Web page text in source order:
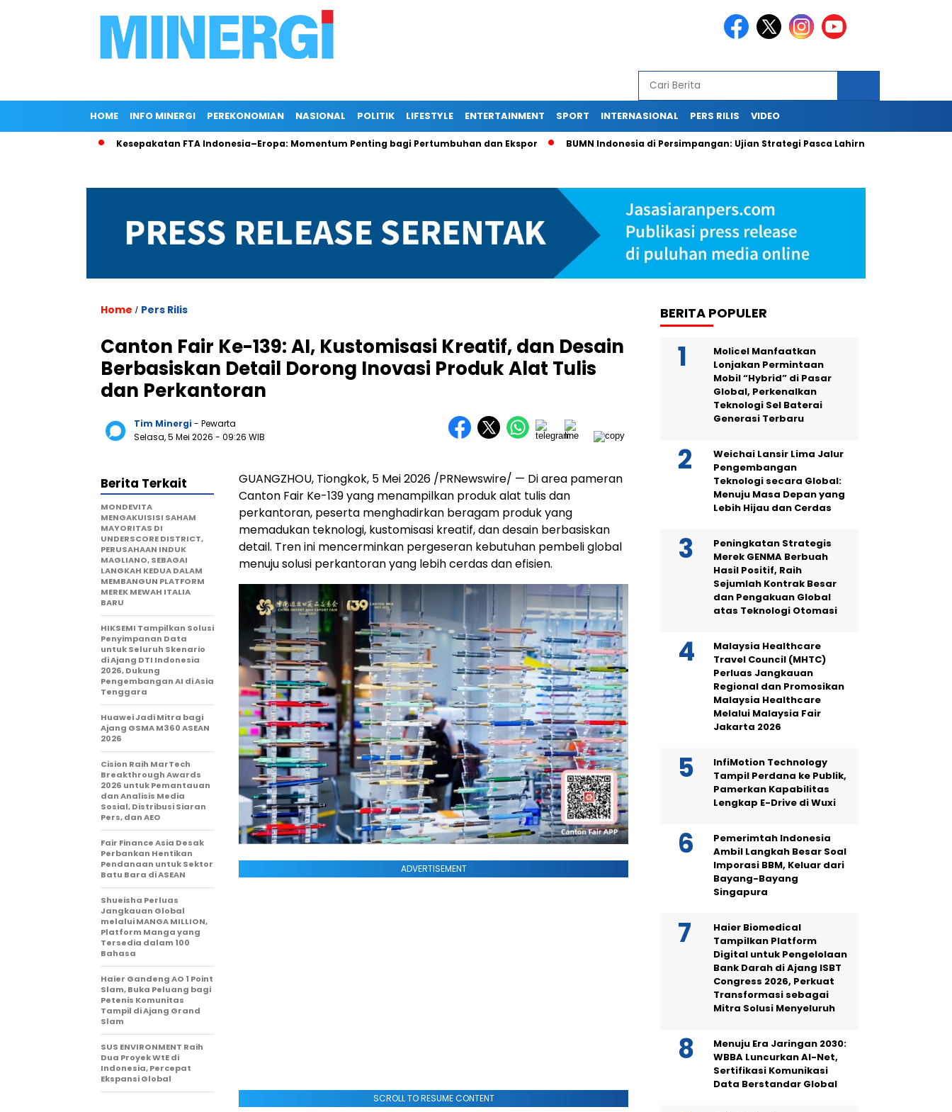
HOME INFO MINERGI PEREKONOMIAN NASIONAL POLITIK LIFESTYLE ENTERTAINMENT SPORT INTERNASIONAL PERS RILIS VIDEO
Kesepakatan FTA Indonesia–Eropa: Momentum Penting bagi Pertumbuhan dan Ekspor BUMN Indonesia di Persimpangan: Ujian Strategi Pasca Lahirnya Danantara
Home / Pers Rilis
Canton Fair Ke-139: AI, Kustomisasi Kreatif, dan Desain
Berbasiskan Detail Dorong Inovasi Produk Alat Tulis
dan Perkantoran
Tim Minergi - Pewarta
Selasa, 5 Mei 2026 - 09:26 WIB
GUANGZHOU, Tiongkok, 5 Mei 2026 /PRNewswire/ — Di area pameran
Canton Fair Ke-139 yang menampilkan produk alat tulis dan
perkantoran, peserta menghadirkan beragam produk yang
memadukan teknologi, kustomisasi kreatif, dan desain berbasiskan
detail. Tren ini mencerminkan pergeseran kebutuhan pembeli global
menuju solusi perkantoran yang lebih cerdas dan efisien.
ADVERTISEMENT
SCROLL TO RESUME CONTENT
Berita Terkait
MONDEVITA
MENGAKUISISI SAHAM
MAYORITAS DI
UNDERSCORE DISTRICT,
PERUSAHAAN INDUK
MAGLIANO, SEBAGAI
LANGKAH KEDUA DALAM
MEMBANGUN PLATFORM
MEREK MEWAH ITALIA
BARU
HIKSEMI Tampilkan Solusi
Penyimpanan Data
untuk Seluruh Skenario
di Ajang DTI Indonesia
2026, Dukung
Pengembangan AI di Asia
Tenggara
Huawei Jadi Mitra bagi
Ajang GSMA M360 ASEAN
2026
Cision Raih MarTech
Breakthrough Awards
2026 untuk Pemantauan
dan Analisis Media
Sosial, Distribusi Siaran
Pers, dan AEO
Fair Finance Asia Desak
Perbankan Hentikan
Pendanaan untuk Sektor
Batu Bara di ASEAN
Shueisha Perluas
Jangkauan Global
melalui MANGA MILLION,
Platform Manga yang
Tersedia dalam 100
Bahasa
Haier Gandeng AO 1 Point
Slam, Buka Peluang bagi
Petenis Komunitas
Tampil di Ajang Grand
Slam
SUS ENVIRONMENT Raih
Dua Proyek WtE di
Indonesia, Percepat
Ekspansi Global
BERITA POPULER
Molicel Manfaatkan
Lonjakan Permintaan
Mobil “Hybrid” di Pasar
Global, Perkenalkan
Teknologi Sel Baterai
Generasi Terbaru
Weichai Lansir Lima Jalur
Pengembangan
Teknologi secara Global:
Menuju Masa Depan yang
Lebih Hijau dan Cerdas
Peningkatan Strategis
Merek GENMA Berbuah
Hasil Positif, Raih
Sejumlah Kontrak Besar
dan Pengakuan Global
atas Teknologi Otomasi
Malaysia Healthcare
Travel Council (MHTC)
Perluas Jangkauan
Regional dan Promosikan
Malaysia Healthcare
Melalui Malaysia Fair
Jakarta 2026
InfiMotion Technology
Tampil Perdana ke Publik,
Pamerkan Kapabilitas
Lengkap E-Drive di Wuxi
Pemerimtah Indonesia
Ambil Langkah Besar Soal
Imporasi BBM, Keluar dari
Bayang-Bayang
Singapura
Haier Biomedical
Tampilkan Platform
Digital untuk Pengelolaan
Bank Darah di Ajang ISBT
Congress 2026, Perkuat
Transformasi sebagai
Mitra Solusi Menyeluruh
Menuju Era Jaringan 2030:
WBBA Luncurkan AI-Net,
Sertifikasi Komunikasi
Data Berstandar Global